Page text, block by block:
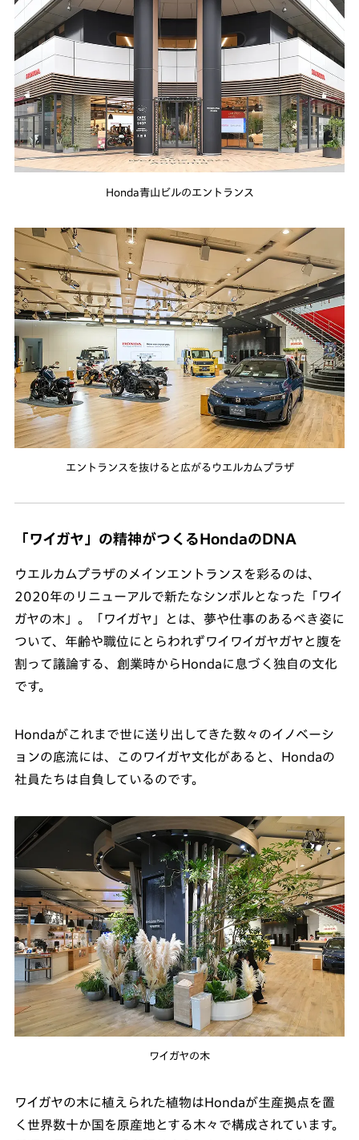
Honda青山ビルのエントランス
エントランスを抜けると広がるウエルカムプラザ
「ワイガヤ」の精神がつくるHondaのDNA
ウエルカムプラザのメインエントランスを彩るのは、
2020年のリニューアルで新たなシンボルとなった「ワイ
ガヤの木」。「ワイガヤ」とは、夢や仕事のあるべき姿に
ついて、年齢や職位にとらわれずワイワイガヤガヤと腹を
割って議論する、創業時からHondaに息づく独自の文化
です。
Hondaがこれまで世に送り出してきた数々のイノベーシ
ョンの底流には、このワイガヤ文化があると、Hondaの
社員たちは自負しているのです。
ワイガヤの木
ワイガヤの木に植えられた植物はHondaが生産拠点を置
く世界数十か国を原産地とする木々で構成されています。